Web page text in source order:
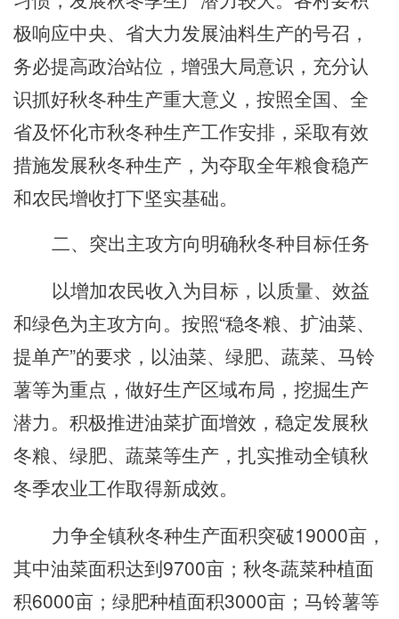
极响应中央、省大力发展油料生产的号召，
务必提高政治站位，增强大局意识，充分认
识抓好秋冬种生产重大意义，按照全国、全
省及怀化市秋冬种生产工作安排 ，采取有效
措施发展秋冬种生产，为夺取全年粮食稳产
和农民增收打下坚实基础。
二、突出主攻方向明确秋冬种目标任务
以增加农民收入为目标，以质量、效益
和绿色为主攻方向。按照“稳冬粮、扩油菜、
提单产”的要求，以油菜、绿肥、蔬菜、马铃
薯等为重点，做好生产区域布局，挖掘生产
潜力。积极推进油菜扩面增效，稳定发展秋
冬粮、绿肥、蔬菜等生产 ，扎实推动全镇秋
冬季农业工作取得新成效。
力争全镇秋冬种生产面积突破19000亩，
其中油菜面积达到9700亩；秋冬蔬菜种植面
积6000亩；绿肥种植面积3000亩；马铃薯等